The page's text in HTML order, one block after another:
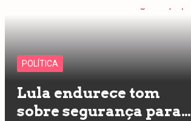
POLÍTICA
Lula endurece tom
sobre segurança para…